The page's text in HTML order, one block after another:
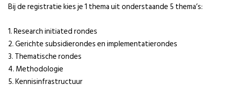
Bij de registratie kies je 1 thema uit onderstaande 5 thema’s:
1. Research initiated rondes
2. Gerichte subsidierondes en implementatierondes
3. Thematische rondes
4. Methodologie
5. Kennisinfrastructuur